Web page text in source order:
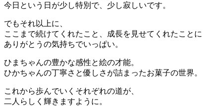
今日という日が少し特別で、少し寂しいです。
でもそれ以上に、
ここまで続けてくれたこと、成長を見せてくれたことに
ありがとうの気持ちでいっぱい。
ひまちゃんの豊かな感性と絵の才能。
ひかちゃんの丁寧さと優しさが詰まったお菓子の世界。
これから歩んでいくそれぞれの道が、
二人らしく輝きますように。